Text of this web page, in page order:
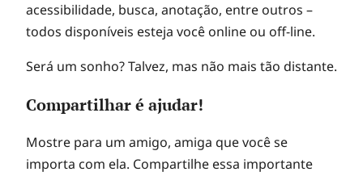
acessibilidade, busca, anotação, entre outros –
todos disponíveis esteja você online ou off-line.
Será um sonho? Talvez, mas não mais tão distante.
Compartilhar é ajudar!
Mostre para um amigo, amiga que você se
importa com ela. Compartilhe essa importante